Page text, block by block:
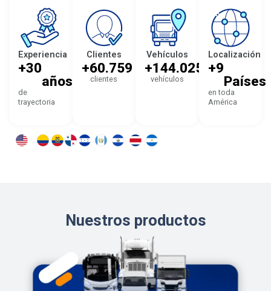
Experiencia
de
trayectoria
+30
años
Clientes
clientes
+60.759
Vehículos
vehículos
+144.025
Localización
en toda
América
+9
Países
Nuestros productos